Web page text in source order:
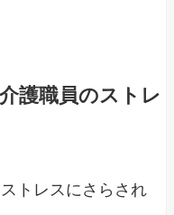
護職員のストレ
トレスにさらされ